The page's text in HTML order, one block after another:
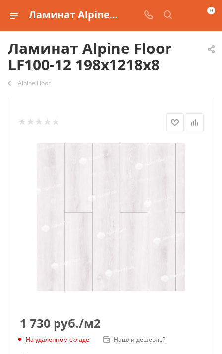
Ламинат Alpine Floor LF100-12 198х1218х8 купить 0
Ламинат Alpine Floor
LF100-12 198х1218х8
Alpine Floor
1 730 руб./м2
На удаленном складе Нашли дешевле?